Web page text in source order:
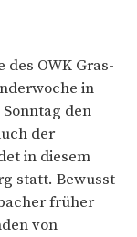
OWK Gras-
in
den
der
in diesem
statt. Bewusst
früher
von